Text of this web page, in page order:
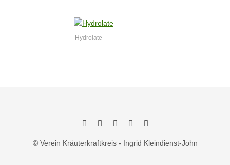
Hydrolate
Facebook
PinterestTwitterYouTube
RSS
© Verein Kräuterkraftkreis - Ingrid Kleindienst-John